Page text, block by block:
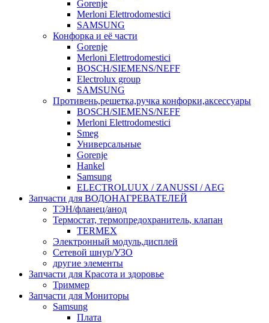
Gorenje
Merloni Elettrodomestici
SAMSUNG
Конфорка и её части
Gorenje
Merloni Elettrodomestici
BOSCH/SIEMENS/NEFF
Electrolux group
SAMSUNG
Противень,решетка,ручка конфорки,аксессуары
BOSCH/SIEMENS/NEFF
Merloni Elettrodomestici
Smeg
Универсальные
Gorenje
Hankel
Samsung
ELECTROLUUX / ZANUSSI / AEG
Запчасти для ВОДОНАГРЕВАТЕЛЕЙ
ТЭН/фланец/анод
Термостат, термопредохранитель, клапан
TERMEX
Электронный модуль,дисплей
Сетевой шнур/УЗО
другие элементы
Запчасти для Красота и здоровье
Триммер
Запчасти для Мониторы
Samsung
Плата